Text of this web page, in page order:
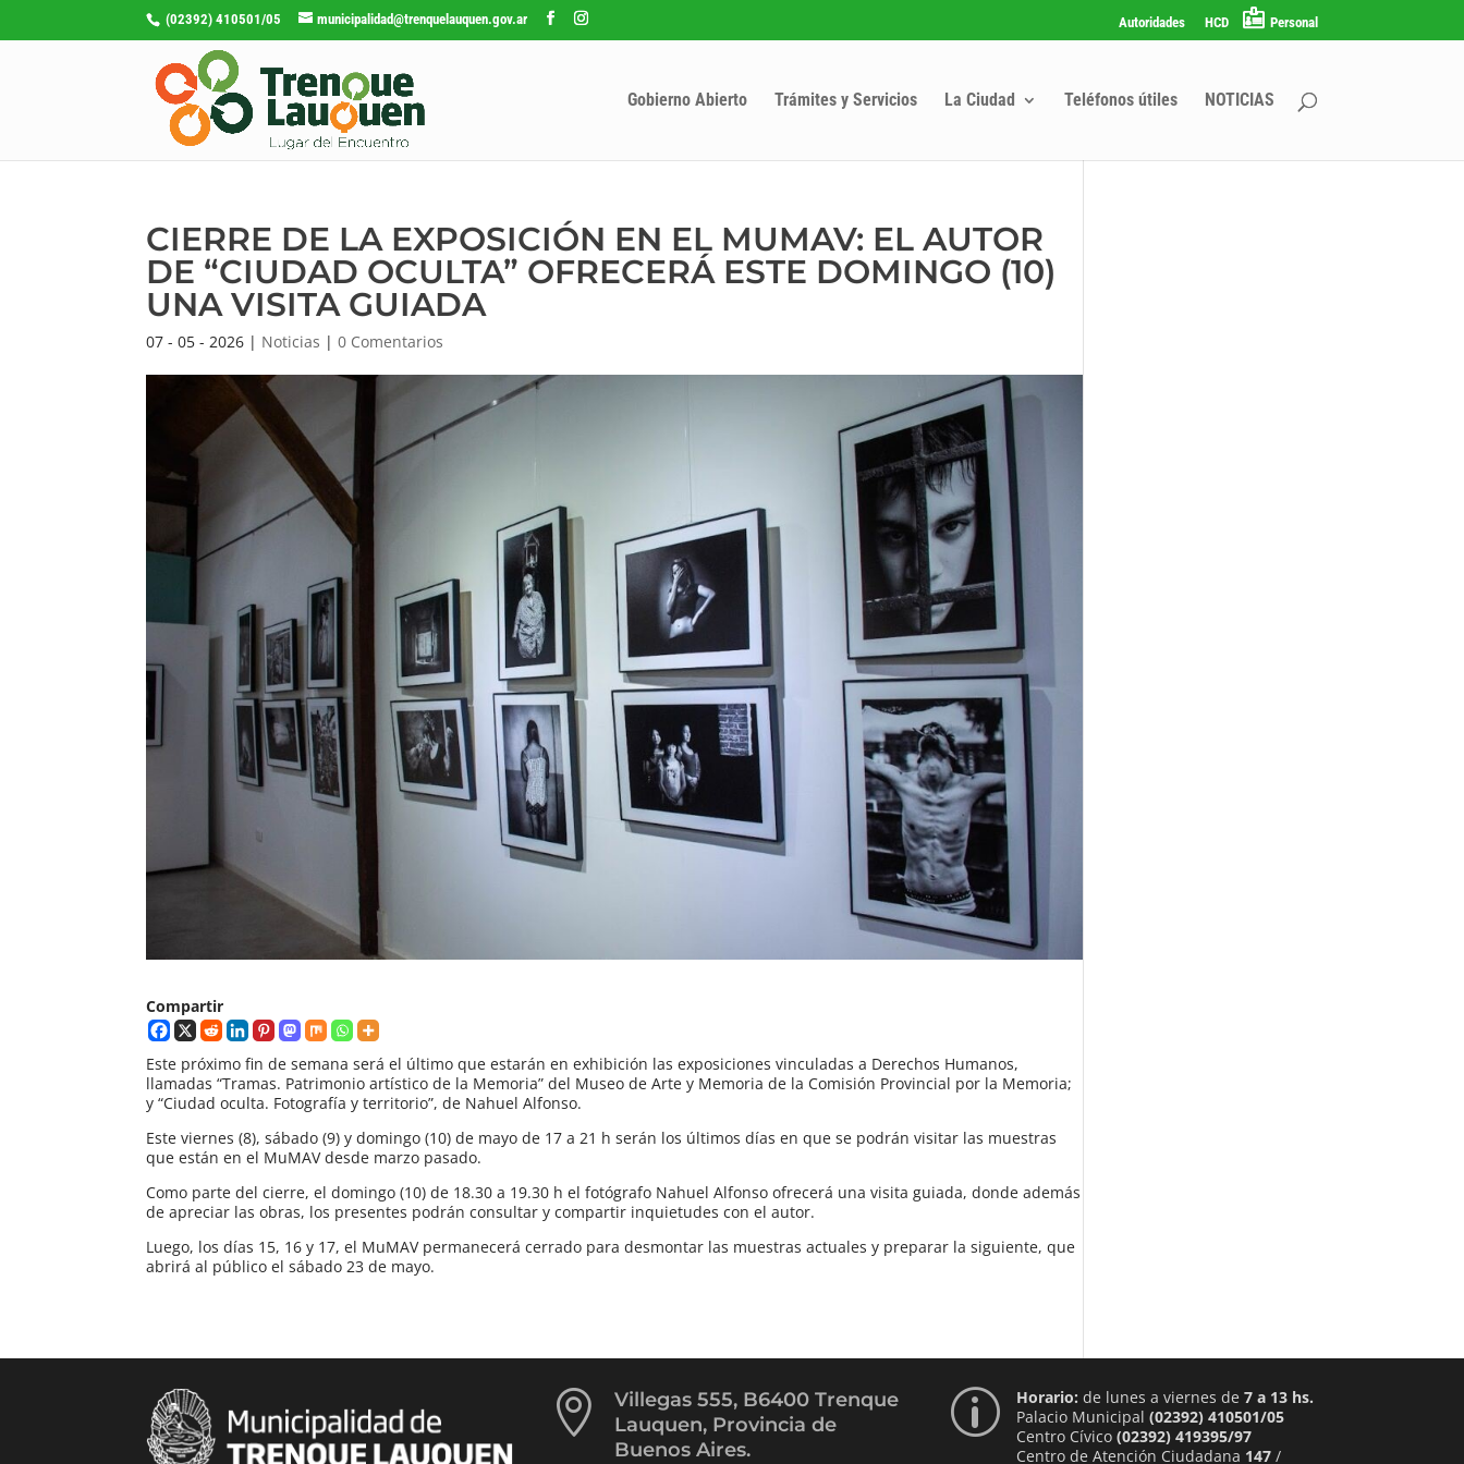
(02392) 410501/05 municipalidad@trenquelauquen.gov.ar Autoridades HCD Personal
Gobierno Abierto Trámites y Servicios La Ciudad Teléfonos útiles NOTICIAS
CIERRE DE LA EXPOSICIÓN EN EL MUMAV: EL AUTOR
DE “CIUDAD OCULTA” OFRECERÁ ESTE DOMINGO (10)
UNA VISITA GUIADA
07 - 05 - 2026 | Noticias |0 Comentarios
Compartir
Este próximo fin de semana será el último que estarán en exhibición las exposiciones vinculadas a Derechos Humanos,
llamadas “Tramas. Patrimonio artístico de la Memoria” del Museo de Arte y Memoria de la Comisión Provincial por la Memoria;
y “Ciudad oculta. Fotografía y territorio”, de Nahuel Alfonso.
Este viernes (8), sábado (9) y domingo (10) de mayo de 17 a 21 h serán los últimos días en que se podrán visitar las muestras
que están en el MuMAV desde marzo pasado.
Como parte del cierre, el domingo (10) de 18.30 a 19.30 h el fotógrafo Nahuel Alfonso ofrecerá una visita guiada, donde además
de apreciar las obras, los presentes podrán consultar y compartir inquietudes con el autor.
Luego, los días 15, 16 y 17, el MuMAV permanecerá cerrado para desmontar las muestras actuales y preparar la siguiente, que
abrirá al público el sábado 23 de mayo.

Villegas 555, B6400 Trenque
Lauquen, Provincia de
Buenos Aires.
p Horario: de lunes a viernes de 7 a 13 hs.
Palacio Municipal (02392) 410501/05
Centro Cívico (02392) 419395/97
Centro de Atención Ciudadana 147/